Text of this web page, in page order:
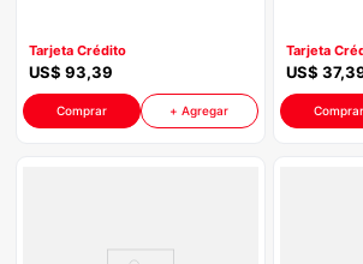
Tarjeta Crédito
US$ 93,39
Comprar + Agregar
Tarjeta
US$ 37,
Comprar